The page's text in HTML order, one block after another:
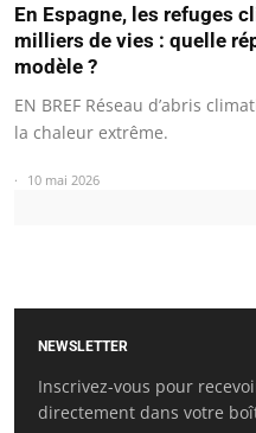
En Espagne, les refuges
milliers de vies : quelle
modèle ?
EN BREF Réseau d’abris
la chaleur extrême.
10 mai 2026
NEWSLETTER
Inscrivez-vous pour
directement dans votre